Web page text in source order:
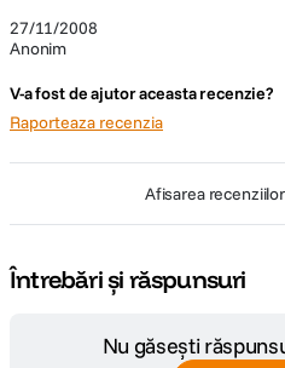
27/11/2008
Anonim
V-a fost de ajutor aceasta recenzie?
Raporteaza recenzia
afisarea recenziilor
Întrebări și răspunsuri
Nu găsești